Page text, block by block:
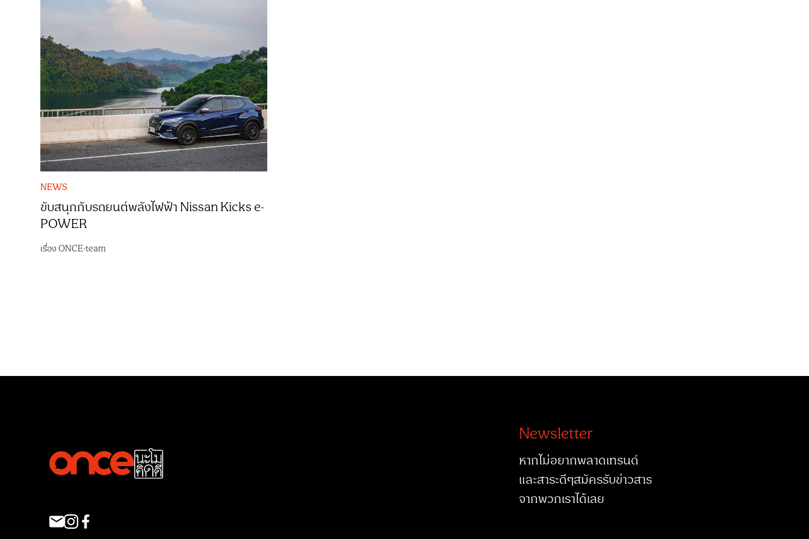
NEWS
ขับสนุกกับรถยนต์พลังไฟฟ้า Nissan Kicks e-
POWER
เรื่องONCE-team
Newsletter
หากไม่อยากพลาดเทรนด์
และสาระดีๆสมัครรับข่าวสาร
จากพวกเราได้เลย